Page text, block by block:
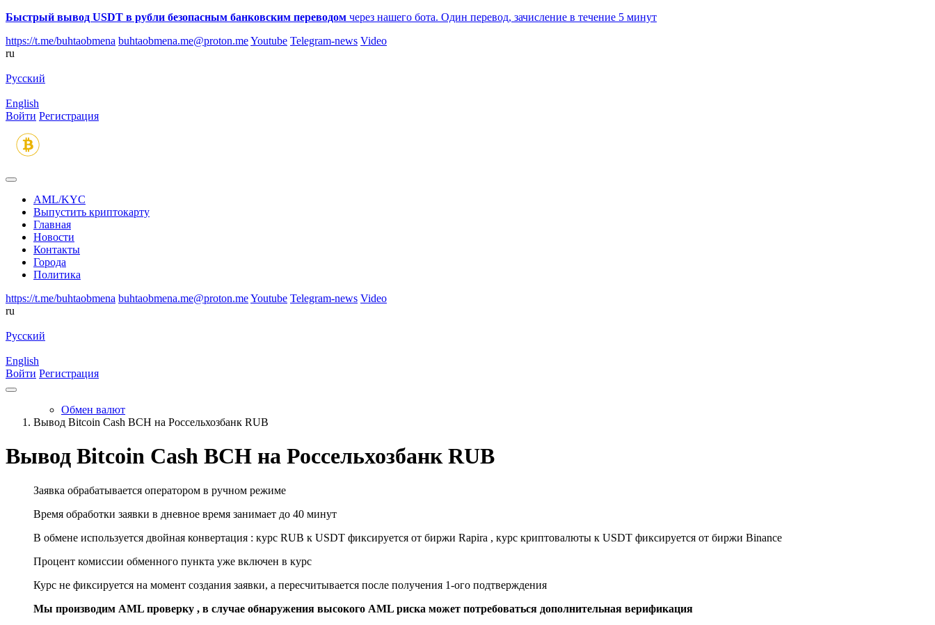
Быстрый вывод USDT в рубли безопасным банковским переводом через нашего бота. Один перевод, зачисление в течение 5 минут
https://t.me/buhtaobmena buhtaobmena.me@proton.meYoutube Telegram-news Video
ru
Русский
English
Войти Регистрация
AML/KYC
Выпустить криптокарту
Главная
Новости
Контакты
Города
Политика
https://t.me/buhtaobmena buhtaobmena.me@proton.meYoutube Telegram-news Video
ru
Русский
English
Войти Регистрация
Обмен валют
Вывод Bitcoin Cash BCH на Россельхозбанк RUB
Вывод Bitcoin Cash BCH на Россельхозбанк RUB
Заявка обрабатывается оператором в ручном режиме
Время обработки заявки в дневное время занимает до 40 минут
В обмене используется двойная конвертация : курс RUB к USDT фиксируется от биржи Rapira , курс криптовалюты к USDT фиксируется от биржи Binance
Процент комиссии обменного пункта уже включен в курс
Курс не фиксируется на момент создания заявки, а пересчитывается после получения 1-ого подтверждения
Мы производим AML проверку , в случае обнаружения высокого AML риска может потребоваться дополнительная верификация